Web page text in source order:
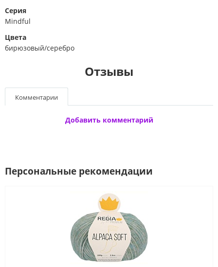
Серия
Mindful
Цвета
бирюзовый/серебро
Отзывы
Комментарии
Добавить комментарий
Персональные рекомендации